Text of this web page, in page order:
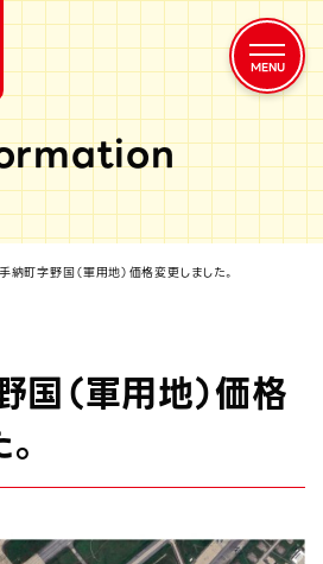
納町字野国（軍用地）価格変更しました。
（軍用地）価格